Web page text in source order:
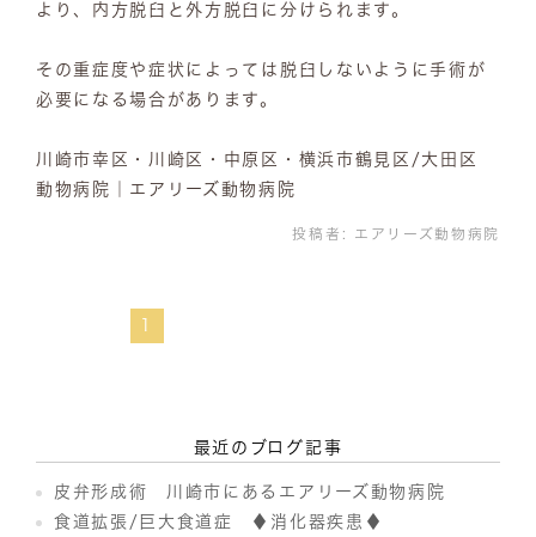
より、内方脱臼と外方脱臼に分けられます。
その重症度や症状によっては脱臼しないように手術が
必要になる場合があります。
川崎市幸区・川崎区・中原区・横浜市鶴見区/大田区
動物病院｜エアリーズ動物病院
投稿者: エアリーズ動物病院
最近のブログ記事
皮弁形成術 川崎市にあるエアリーズ動物病院
食道拡張/巨大食道症 ♦消化器疾患♦